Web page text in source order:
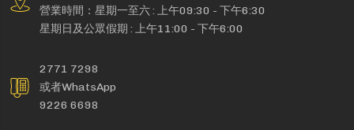
營業時間：星期一至六 : 上午09:30 - 下午6:30
星期日及公眾假期 : 上午11:00 - 下午6:00
2771 7298
或者WhatsApp
9226 6698